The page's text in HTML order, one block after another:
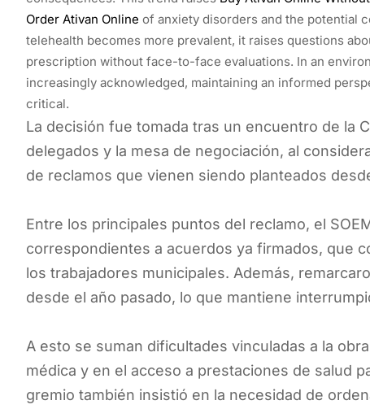
Order Ativan Online of anxiety disorders and the potential
telehealth becomes more prevalent, it raises questions
prescription without face-to-face evaluations. In an
increasingly acknowledged, maintaining an informed
critical.
La decisión fue tomada tras un encuentro de la
delegados y la mesa de negociación, al
de reclamos que vienen siendo planteados
Entre los principales puntos del reclamo, el
correspondientes a acuerdos ya firmados, que
los trabajadores municipales. Además,
desde el año pasado, lo que mantiene
A esto se suman dificultades vinculadas a la
médica y en el acceso a prestaciones de salud
gremio también insistió en la necesidad de